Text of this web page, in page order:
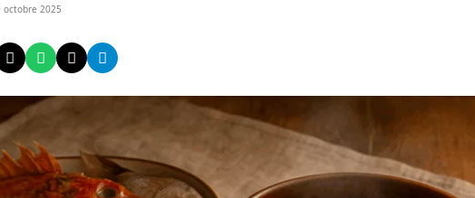
octobre 2025